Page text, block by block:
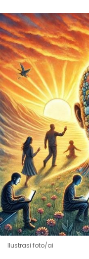
Ilustrasi foto/ai